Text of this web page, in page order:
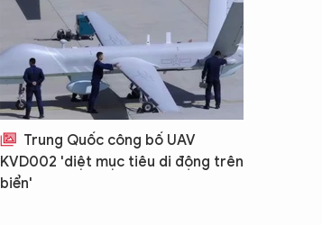
Trung Quốc công bố UAV
KVD002 'diệt mục tiêu di động trên
biển'